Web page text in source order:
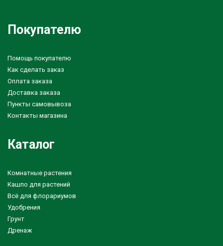
Покупателю
Помощь покупателю
Как сделать заказ
Оплата заказа
Доставка заказа
Пункты самовывоза
Контакты магазина
Каталог
Комнатные растения
Кашпо для растений
Всё для флорариумов
Удобрения
Грунт
Дренаж